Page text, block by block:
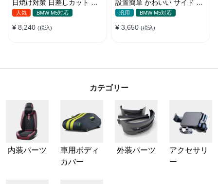
日焼け対策 日差しカット 断
熱 遮光 窓ガラスブレーカー
バッグ付き 便利グッズ 環境
人気 BMW M5対応
¥ 8,240 (税込)
設置簡単 かわいい サイド ブ
ラインド 日除け 遮光 遮熱 プ
汎用 BMW M5対応
¥ 3,650 (税込)
カテゴリー
内装パーツ
車用ボディ
カバー
外装パーツ
アクセサリ
ー